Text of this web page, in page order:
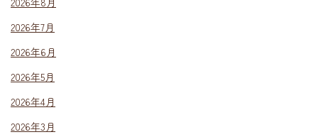
2026年7月
2026年6月
2026年5月
2026年4月
2026年3月